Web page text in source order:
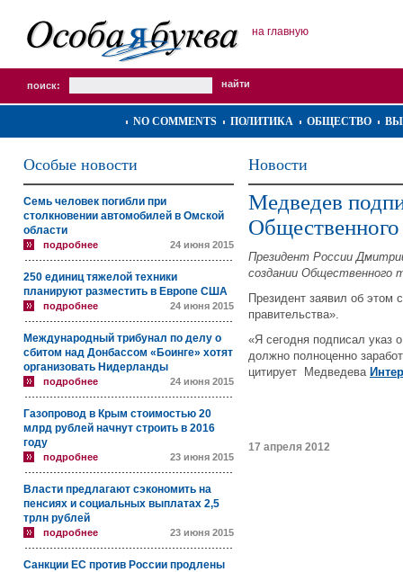
на главную
поиск:
NO COMMENTS ПОЛИТИКА ОБЩЕСТВО
Особые новости
Семь человек погибли при
столкновении автомобилей в Омской
области
подробнее 24 июня 2015
250 единиц тяжелой техники
планируют разместить в Европе США
подробнее 24 июня 2015
Международный трибунал по делу о
сбитом над Донбассом «Боинге» хотят
организовать Нидерланды
подробнее 24 июня 2015
Газопровод в Крым стоимостью 20
млрд рублей начнут строить в 2016
году
подробнее 23 июня 2015
Власти предлагают сэкономить на
пенсиях и социальных выплатах 2,5
трлн рублей
подробнее 23 июня 2015
Санкции ЕС против России продлены
Новости
Медведев
Общественного
Президент России
создании Общественного
Президент заявил об этом
правительства».
«Я сегодня подписал указ
должно полноценно
цитирует Медведева
17 апреля 2012